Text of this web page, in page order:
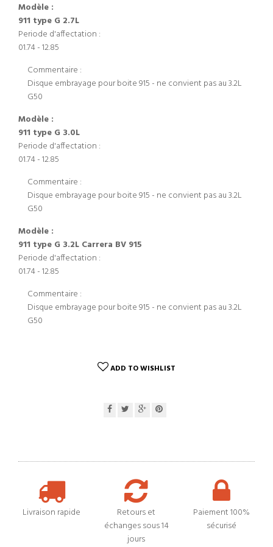
Modèle :
911 type G 2.7L
Periode d'affectation :
01.74 - 12.85
Commentaire :
Disque embrayage pour boite 915 - ne convient pas au 3.2L
G50
Modèle :
911 type G 3.0L
Periode d'affectation :
01.74 - 12.85
Commentaire :
Disque embrayage pour boite 915 - ne convient pas au 3.2L
G50
Modèle :
911 type G 3.2L Carrera BV 915
Periode d'affectation :
01.74 - 12.85
Commentaire :
Disque embrayage pour boite 915 - ne convient pas au 3.2L
G50
ADD TO WISHLIST
Livraison rapide
Retours et
échanges sous 14
jours
Paiement 100%
sécurisé